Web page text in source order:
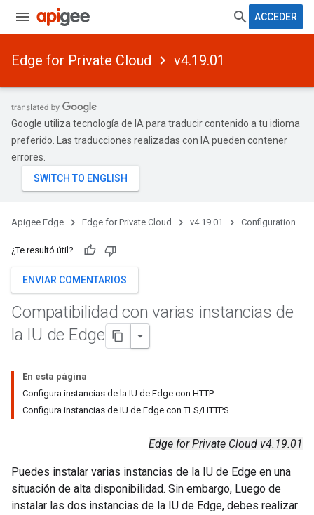
ACCEDER
Edge for Private Cloud v4.19.01
Google utiliza tecnología de IA para traducir contenido a tu idioma
preferido. Las traducciones realizadas con IA pueden contener
errores.
Apigee Edge Edge for Private Cloud v4.19.01 Configuration
¿Te resultó útil?
ENVIAR COMENTARIOS
Compatibilidad con varias instancias de
la IU de Edge
En esta página
Configura instancias de la IU de Edge con HTTP
Configura instancias de IU de Edge con TLS/HTTPS
Edge for Private Cloud v4.19.01
Puedes instalar varias instancias de la IU de Edge en una
situación de alta disponibilidad. Sin embargo, Luego de
instalar las dos instancias de la IU de Edge, debes realizar